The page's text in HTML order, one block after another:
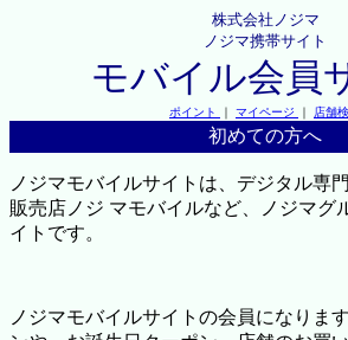
株式会社ノジマ
ノジマ携帯サイト
モバイル会員
ポイント ｜ マイページ ｜ 店舗
初めての方へ
ノジマモバイルサイトは、デジタル専
販売店ノジ マモバイルなど、ノジマグ
イトです。
ノジマモバイルサイトの会員になりま